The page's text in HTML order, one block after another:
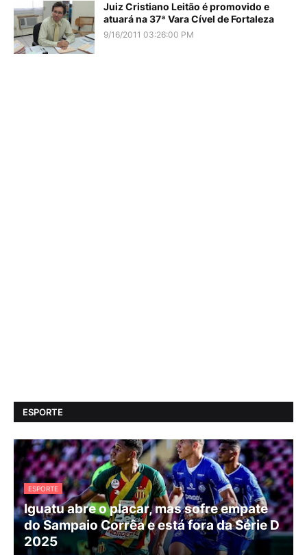
Juiz Cristiano Leitão é promovido e
atuará na 37ª Vara Cível de Fortaleza
9/16/2011 03:26:00 PM
ESPORTE
ESPORTE
Iguatu abre o placar, mas sofre empate
do Sampaio Corrêa e está fora da Série D
2025